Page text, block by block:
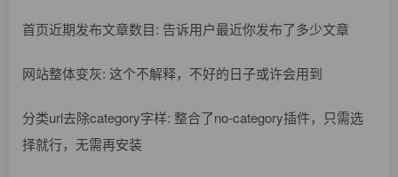
首页近期发布文章数目: 告诉用户最近你发布了多少文章
网站整体变灰: 这个不解释，不好的日子或许会用到
分类url去除category字样: 整合了no-category插件，只需选
择就行，无需再安装